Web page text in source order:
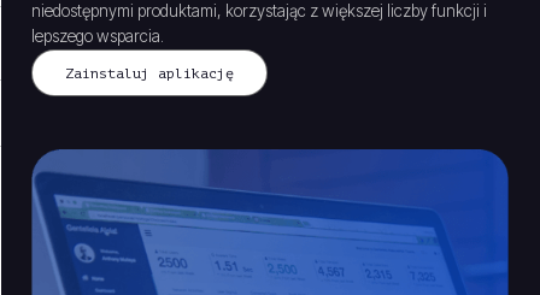
niedostępnymi produktami, korzystając z większej liczby funkcji i
lepszego wsparcia.
Zainstaluj aplikację